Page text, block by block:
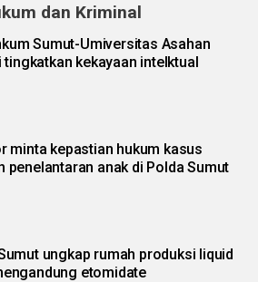
dan Kriminal
Sumut-Umiversitas Asahan
tingkatkan kekayaan intelktual
minta kepastian hukum kasus
penelantaran anak di Polda Sumut
ungkap rumah produksi liquid
etomidate